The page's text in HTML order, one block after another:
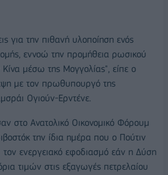
για την πιθανή υλοποίηση ενός
εννοώ την προμήθεια ρωσικού
μέσω της Μογγολίας", είπε ο
με τον πρωθυπουργό της
Ογιούν-Ερντένε.
στο Ανατολικό Οικονομικό Φόρουμ
την ίδια ημέρα που ο Πούτιν
τον ενεργειακό εφοδιασμό εάν η Δύση
τιμών στις εξαγωγές πετρελαίου